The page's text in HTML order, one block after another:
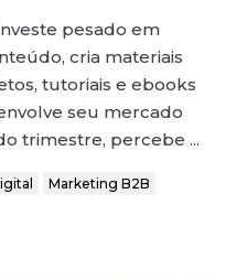
pesado em
cria materiais
tutoriais e ebooks
seu mercado
trimestre, percebe ...
Marketing B2B